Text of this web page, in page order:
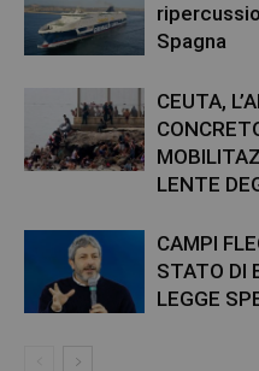
Spagna
CEUTA,
LENTE
CAMPI
STATO DI
LEGGE